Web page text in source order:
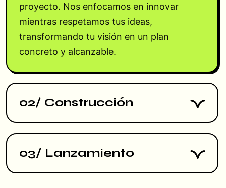
proyecto. Nos enfocamos en innovar
mientras respetamos tus ideas,
transformando tu visión en un plan
concreto y alcanzable.
02/ Construcción
03/ Lanzamiento